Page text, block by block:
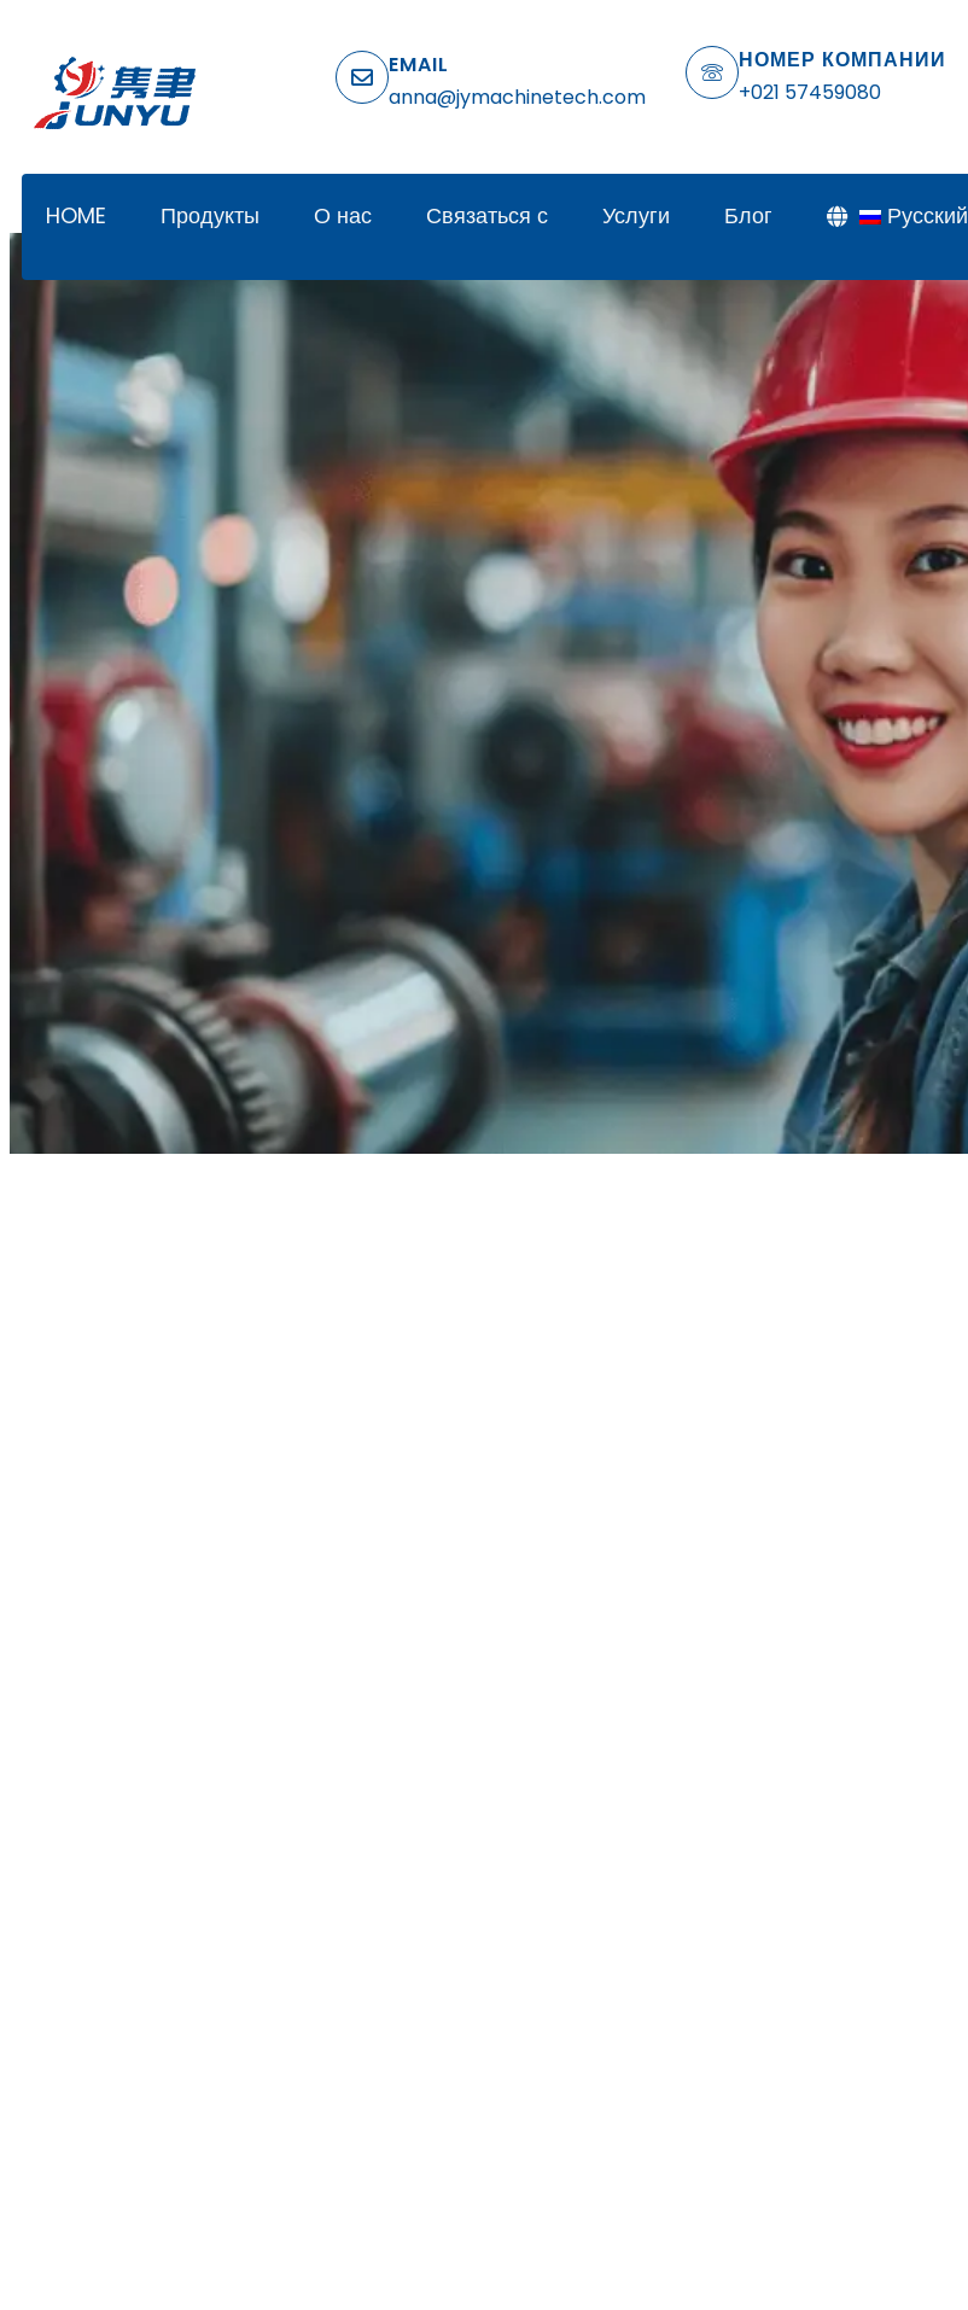
EMAIL
anna@jymachinetech.com
НОМЕР КОМПАНИИ
+021 57459080
HOME Продукты О нас Связаться с Услуги Блог Русский